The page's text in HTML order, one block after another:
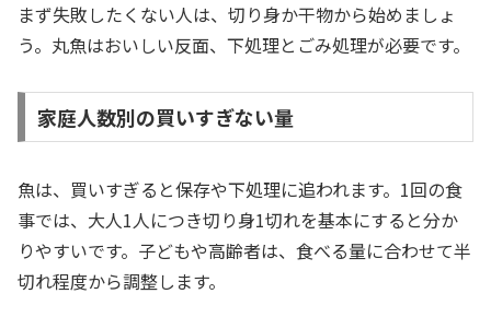
まず失敗したくない人は、切り身か干物から始めましょ
う。丸魚はおいしい反面、下処理とごみ処理が必要です。
家庭人数別の買いすぎない量
魚は、買いすぎると保存や下処理に追われます。1回の食
事では、大人1人につき切り身1切れを基本にすると分か
りやすいです。子どもや高齢者は、食べる量に合わせて半
切れ程度から調整します。